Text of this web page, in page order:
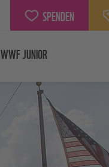
SPENDEN
WWF JUNIOR